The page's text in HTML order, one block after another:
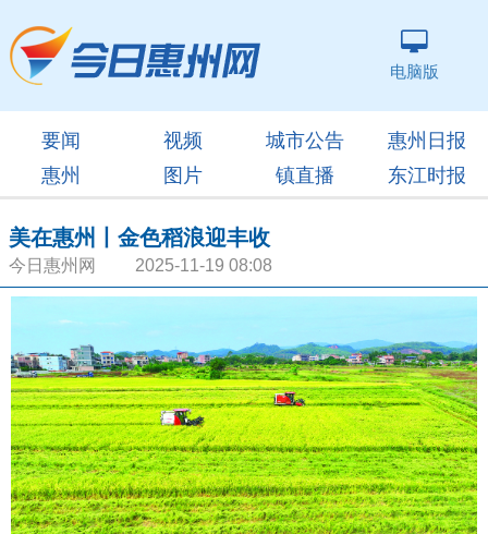
电脑版
要闻 视频 城市公告
惠州日报
惠州
图片 镇直播 东江时报
美在惠州丨金色稻浪迎丰收
今日惠州网 2025-11-19 08:08